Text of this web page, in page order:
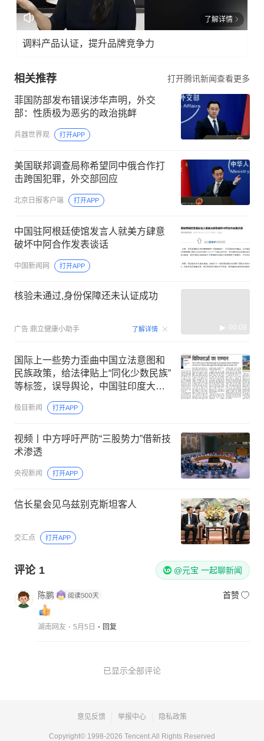
了解详情
调料产品认证，提升品牌竞争力
相关推荐 打开腾讯新闻查看更多
菲国防部发布错误涉华声明，外交
部：性质极为恶劣的政治挑衅
兵器世界观 打开APP
美国联邦调查局称希望同中俄合作打
击跨国犯罪，外交部回应
北京日报客户端 打开APP
中国驻阿根廷使馆发言人就美方肆意
破坏中阿合作发表谈话
中国新闻网 打开APP
核验未通过,身份保障还未认证成功
广告 鼎立健康小助手 了解详情 00:08
国际上一些势力歪曲中国立法意图和
民族政策，给法律贴上“同化少数民族”
等标签，误导舆论，中国驻印度大
使：所谓“同化”纯粹是伪命题
极目新闻 打开APP
视频丨中方呼吁严防“三股势力”借新技
术渗透
央视新闻 打开APP
信长星会见乌兹别克斯坦客人
交汇点 打开APP
评论 1 @元宝 一起聊新闻
陈鹏 首赞
湖南网友 5月5日 回复
已显示全部评论
意见反馈 举报中心 隐私政策
Copyright© 1998-2026 Tencent.All Rights Reserved